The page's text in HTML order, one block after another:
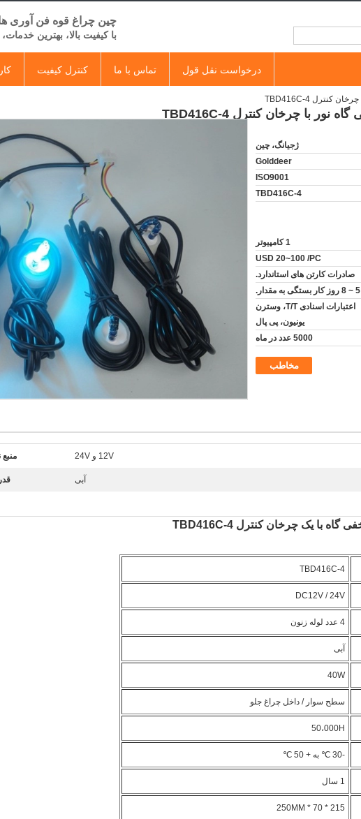
چین چراغ قوه فن آوری
با کیفیت بالا، بهترین
کنترل کیفیت تماس با ما درخواست نقل قول
ژجیانگ، چین
Golddeer
ISO9001
TBD416C-4
1 کامپیوتر
USD 20~100 /PC
صادرات کارتن های استاندارد.
5 ~ 8 روز کار بستگی به مقدار.
اعتبارات اسنادی T/T، وسترن
یونیون، پی پال
5000 عدد در ماه
مخاطب
12V و 24V منبع
آبی
TBD416C-4
DC12V / 24V
4 عدد لوله زنون
آبی
40W
سطح سوار / داخل چراغ جلو
50،000H
-30 ℃ به + 50 ℃
1 سال
215 * 70 * 250MM